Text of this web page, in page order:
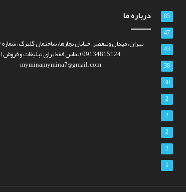
85
47
43
38
30
2
2
2
2
1
درباره ما
09134815124 (تماس فقط برای تبلیغات و فروش)
myminamymina7@gmail.com